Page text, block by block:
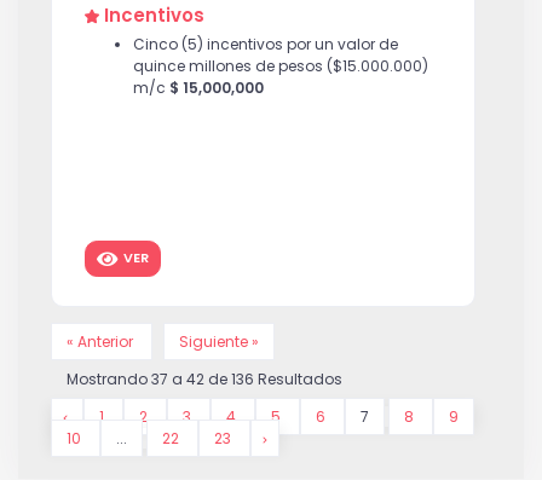
Incentivos
Cinco (5) incentivos por un valor de
quince millones de pesos ($15.000.000)
m/c $ 15,000,000
VER
« Anterior
Siguiente »
Mostrando37 a 42 de136 Resultados
1
2 3 4 5 6 7 8
9
10
... 22 23